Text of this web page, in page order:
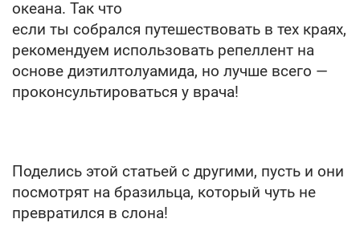
океана. Так что
если ты собрался путешествовать в тех краях,
рекомендуем использовать репеллент на
основе диэтилтолуамида, но лучше всего —
проконсультироваться у врача!
Поделись этой статьей с другими, пусть и они
посмотрят на бразильца, который чуть не
превратился в слона!